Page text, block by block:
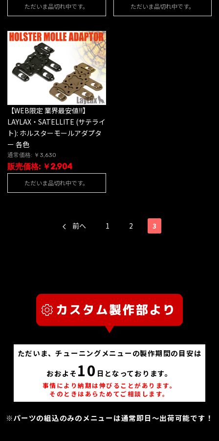
ただいま品切れ中です。 ただいま品切れ中です。
【WEB限定 業界最安値!!】
LAYLAX・SATELLITE (サテライ
ト): ホルスターモールアダプタ
ー 各色
通常価格: ￥3,630
販売価格: ￥2,904
ただいま品切れ中です。
前へ 1 2 3
ただいま、チューニングメニューの製作期間の目安は
おおよそ 10 日となっております。
事情により納期は伸びることがあります。
そのときはあらためてご相談します。
※パーツの組込のみのメニューは通常即日～出荷可能です！